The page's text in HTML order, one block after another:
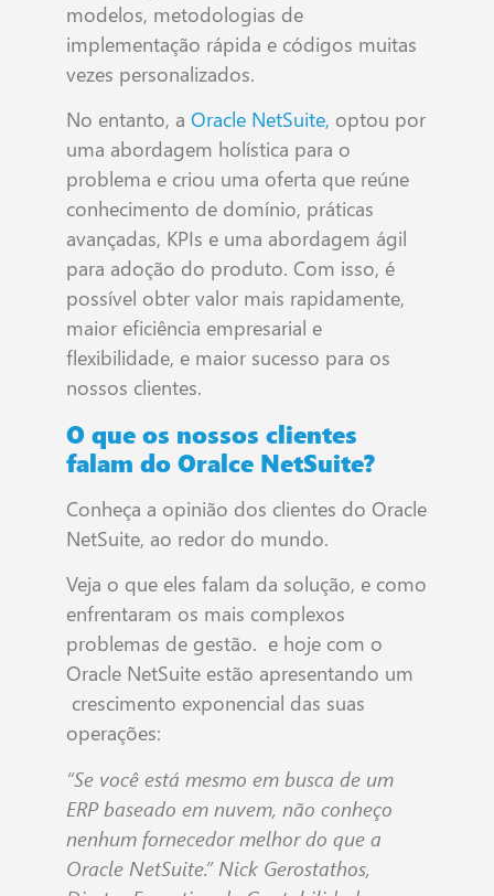
modelos, metodologias de
implementação rápida e códigos muitas
vezes personalizados.
No entanto, a Oracle NetSuite, optou por
uma abordagem holística para o
problema e criou uma oferta que reúne
conhecimento de domínio, práticas
avançadas, KPIs e uma abordagem ágil
para adoção do produto. Com isso, é
possível obter valor mais rapidamente,
maior eficiência empresarial e
flexibilidade, e maior sucesso para os
nossos clientes.
O que os nossos clientes
falam do Oralce NetSuite?
Conheça a opinião dos clientes do Oracle
NetSuite, ao redor do mundo.
Veja o que eles falam da solução, e como
enfrentaram os mais complexos
problemas de gestão. e hoje com o
Oracle NetSuite estão apresentando um
crescimento exponencial das suas
operações:
“Se você está mesmo em busca de um
ERP baseado em nuvem, não conheço
nenhum fornecedor melhor do que a
Oracle NetSuite.” Nick Gerostathos,